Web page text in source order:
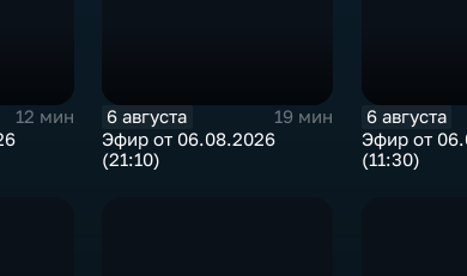
12 мин
6 августа
19 мин
Эфир от 06.08.2026
(21:10)
6 августа
Эфир от
(11:30)